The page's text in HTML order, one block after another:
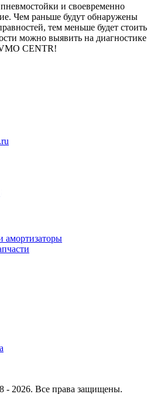
и своевременно
Чем раньше будут обнаружены
тем меньше будет стоить
можно выявить на диагностике
CENTR!
амортизаторы
- 2026. Все права защищены.